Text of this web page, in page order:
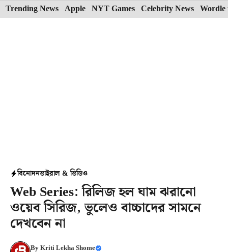
Skip
to
Trending News Apple NYT Games Celebrity News Wordle
বিনোদনভাইরাল & ভিডিও
Web Series: রিলিজ হল ঘাম ঝরানো
ওয়েব সিরিজ, ভুলেও বাচ্চাদের সামনে
দেখবেন না
ByKriti Lekha Shome